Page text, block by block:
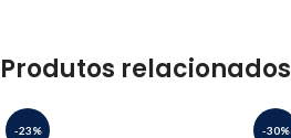
Produtos relacionados
-23% -30%